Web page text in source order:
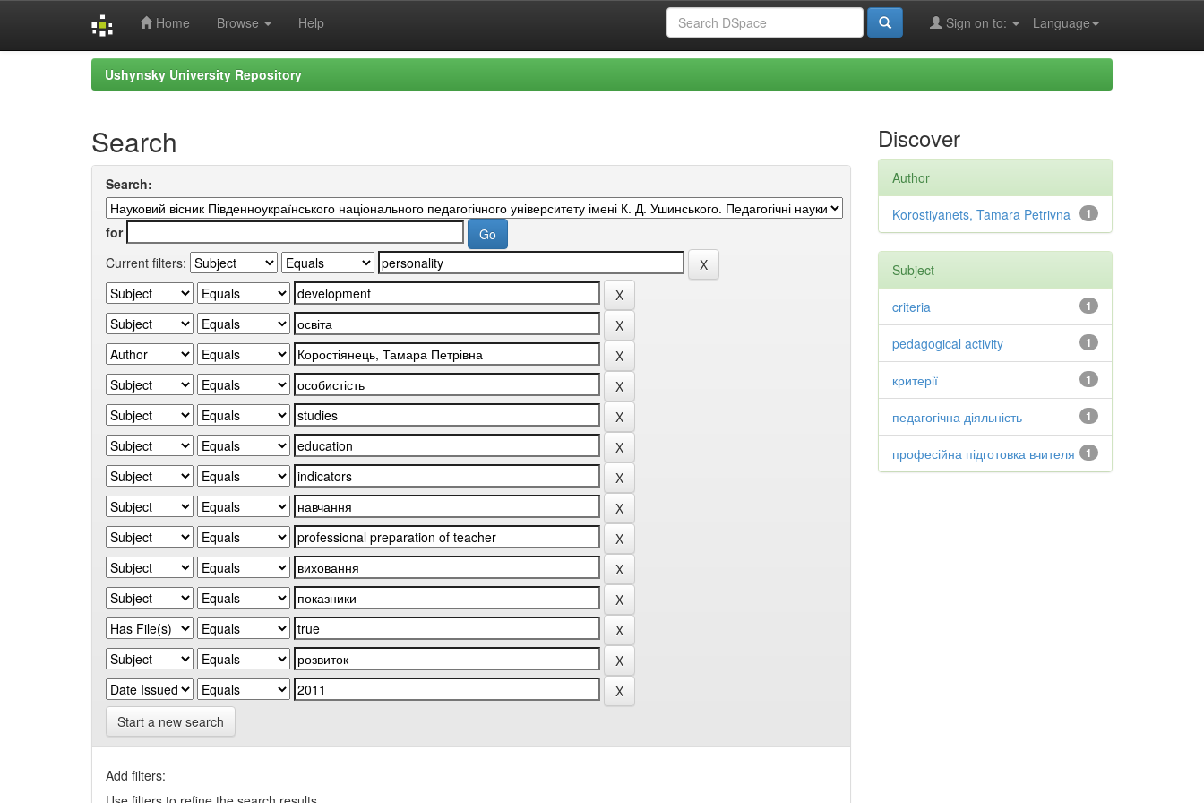
Home Browse Help Language
Sign on to:
Ushynsky University Repository
Search
Search:
for
Current filters:
Start a new search
Add filters:
Discover
Author
1
Korostiyanets, Tamara Petrivna
Subject
1
criteria
1
pedagogical activity
1
критерії
1
педагогічна діяльність
1
професійна підготовка вчителя